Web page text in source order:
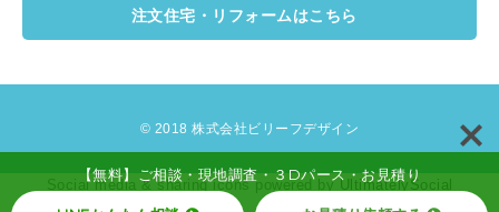
注文住宅・リフォームはこちら
© 2018 株式会社ビリーフデザイン
Social media & sharing icons powered by UltimatelySocial
【無料】ご相談・現地調査・３Dパース・お見積り